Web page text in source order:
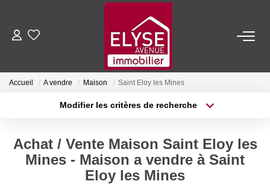
ACHETER
FAIRE GÉRER
Accueil A vendre Maison Saint Eloy les Mines
Modifier les critères de recherche
Sélectionnez...
Type de bien
Surface min
Achat / Vente Maison Saint Eloy les
Mines - Maison a vendre à Saint
Eloy les Mines